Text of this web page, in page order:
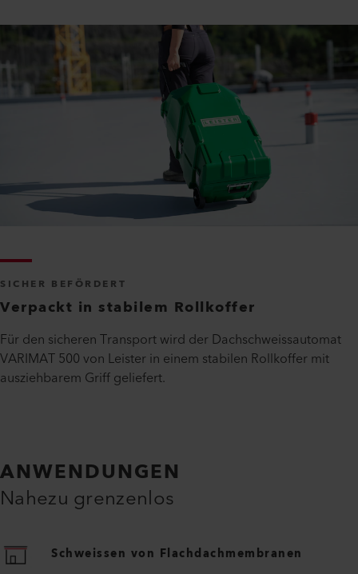
SICHER BEFÖRDERT
Verpackt in stabilem Rollkoffer
Für den sicheren Transport wird der Dachschweissautomat
VARIMAT 500 von Leister in einem stabilen Rollkoffer mit
ausziehbarem Griff geliefert.
ANWENDUNGEN
Nahezu grenzenlos
Schweissen von Flachdachmembranen